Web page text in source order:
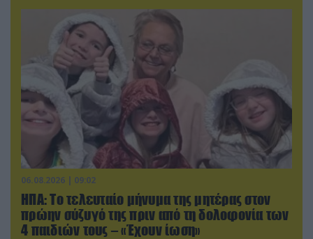
06.08.2026 | 09:02
ΗΠΑ: Το τελευταίο μήνυμα της μητέρας στον
πρώην σύζυγό της πριν από τη δολοφονία των
4 παιδιών τους – «Έχουν ίωση»